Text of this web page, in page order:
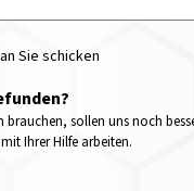
Sie schicken
brauchen, sollen uns noch
Ihrer Hilfe arbeiten.